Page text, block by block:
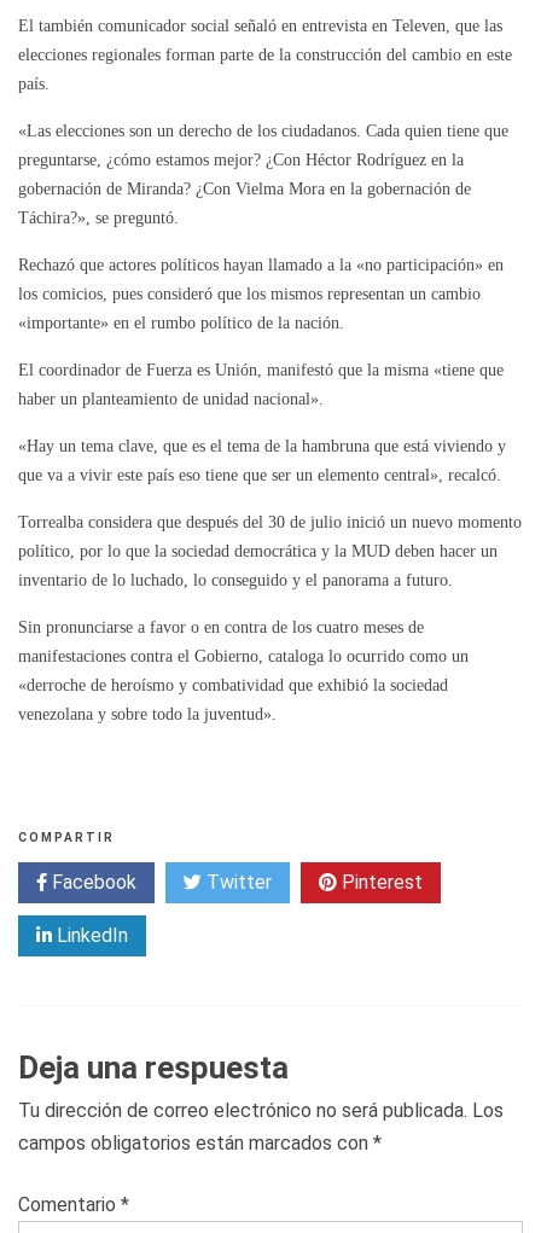
El también comunicador social señaló en entrevista en Televen, que las
elecciones regionales forman parte de la construcción del cambio en este
país.
«Las elecciones son un derecho de los ciudadanos. Cada quien tiene que
preguntarse, ¿cómo estamos mejor? ¿Con Héctor Rodríguez en la
gobernación de Miranda? ¿Con Vielma Mora en la gobernación de
Táchira?», se preguntó.
Rechazó que actores políticos hayan llamado a la «no participación» en
los comicios, pues consideró que los mismos representan un cambio
«importante» en el rumbo político de la nación.
El coordinador de Fuerza es Unión, manifestó que la misma «tiene que
haber un planteamiento de unidad nacional».
«Hay un tema clave, que es el tema de la hambruna que está viviendo y
que va a vivir este país eso tiene que ser un elemento central», recalcó.
Torrealba considera que después del 30 de julio inició un nuevo momento
político, por lo que la sociedad democrática y la MUD deben hacer un
inventario de lo luchado, lo conseguido y el panorama a futuro.
Sin pronunciarse a favor o en contra de los cuatro meses de
manifestaciones contra el Gobierno, cataloga lo ocurrido como un
«derroche de heroísmo y combatividad que exhibió la sociedad
venezolana y sobre todo la juventud».
COMPARTIR
Facebook Twitter Pinterest
LinkedIn
Deja una respuesta
Tu dirección de correo electrónico no será publicada. Los
campos obligatorios están marcados con *
Comentario *